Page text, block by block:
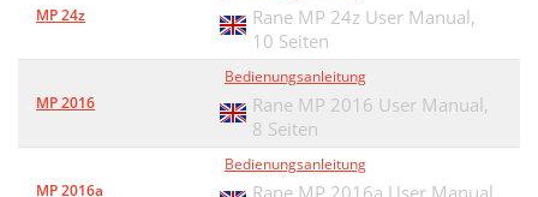
MP 24z
Rane MP 24z User Manual,
10 Seiten
MP 2016
Bedienungsanleitung
Rane MP 2016 User Manual,
8 Seiten
MP 2016a
Bedienungsanleitung
Rane MP 2016a User Manual,